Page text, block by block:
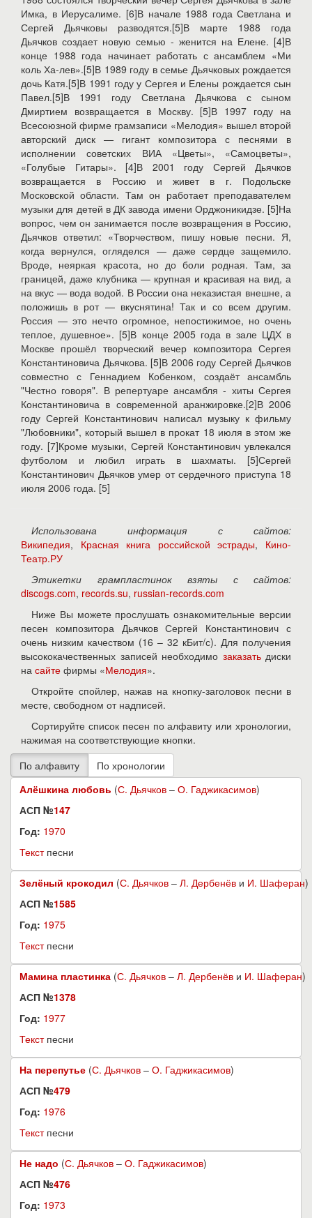
Имка, в Иерусалиме. [6]В начале 1988 года Светлана и
Сергей Дьячковы разводятся.[5]В марте 1988 года
Дьячков создает новую семью - женится на Елене. [4]В
конце 1988 года начинает работать с ансамблем «Ми
коль Ха-лев».[5]В 1989 году в семье Дьячковых рождается
дочь Катя.[5]В 1991 году у Сергея и Елены рождается сын
Павел.[5]В 1991 году Светлана Дьячкова с сыном
Дмиртием возвращается в Москву. [5]В 1997 году на
Всесоюзной фирме грамзаписи «Мелодия» вышел второй
авторский диск — гигант композитора с песнями в
исполнении советских ВИА «Цветы», «Самоцветы»,
«Голубые Гитары». [4]В 2001 году Сергей Дьячков
возвращается в Россию и живет в г. Подольске
Московской области. Там он работает преподавателем
музыки для детей в ДК завода имени Орджоникидзе. [5]На
вопрос, чем он занимается после возвращения в Россию,
Дьячков ответил: «Творчеством, пишу новые песни. Я,
когда вернулся, огляделся — даже сердце защемило.
Вроде, неяркая красота, но до боли родная. Там, за
границей, даже клубника — крупная и красивая на вид, а
на вкус — вода водой. В России она неказистая внешне, а
положишь в рот — вкуснятина! Так и со всем другим.
Россия — это нечто огромное, непостижимое, но очень
теплое, душевное». [5]В конце 2005 года в зале ЦДХ в
Москве прошёл творческий вечер композитора Сергея
Константиновича Дьячкова. [5]В 2006 году Сергей Дьячков
совместно с Геннадием Кобенком, создаёт ансамбль
"Честно говоря". В репертуаре ансамбля - хиты Сергея
Константиновича в современной аранжировке.[2]В 2006
году Сергей Константинович написал музыку к фильму
"Любовники", который вышел в прокат 18 июля в этом же
году. [7]Кроме музыки, Сергей Константинович увлекался
футболом и любил играть в шахматы. [5]Сергей
Константинович Дьячков умер от сердечного приступа 18
июля 2006 года. [5]
Использована информация с сайтов:
Википедия, Красная книга российской эстрады, Кино-
Театр.РУ
Этикетки грампластинок взяты с сайтов:
discogs.com, records.su, russian-records.com
Ниже Вы можете прослушать ознакомительные версии
песен композитора Дьячков Сергей Константинович с
очень низким качеством (16 – 32 кБит/с). Для получения
высококачественных записей необходимо заказатьдиски
на сайте фирмы «Мелодия».
Откройте спойлер, нажав на кнопку-заголовок песни в
месте, свободном от надписей.
Сортируйте список песен по алфавиту или хронологии,
нажимая на соответствующие кнопки.
Алёшкина любовь (С. Дьячков – О. Гаджикасимов)
АСП №147
Год: 1970
Текстпесни
Зелёный крокодил (С. Дьячков – Л. Дербенёв и И. Шаферан)
АСП №1585
Год: 1975
Текстпесни
Мамина пластинка (С. Дьячков – Л. Дербенёв и И. Шаферан)
АСП №1378
Год: 1977
Текстпесни
На перепутье (С. Дьячков – О. Гаджикасимов)
АСП №479
Год: 1976
Текстпесни
Не надо (С. Дьячков – О. Гаджикасимов)
АСП №476
Год: 1973